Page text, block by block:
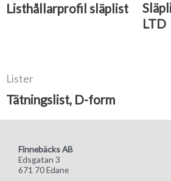
Listhållarprofil släplist
LTD
Lister
Tätningslist, D-form
Finnebäcks AB
Edsgatan 3
671 70 Edane